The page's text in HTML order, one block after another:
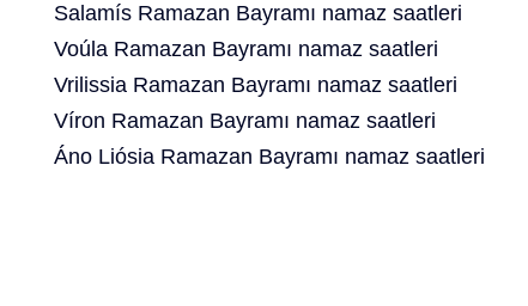
Salamís Ramazan Bayramı namaz saatleri
Voúla Ramazan Bayramı namaz saatleri
Vrilissia Ramazan Bayramı namaz saatleri
Víron Ramazan Bayramı namaz saatleri
Áno Liósia Ramazan Bayramı namaz saatleri